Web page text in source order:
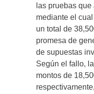
las pruebas
mediante el
un total de
promesa de
de supuestas
Según el fallo,
montos de